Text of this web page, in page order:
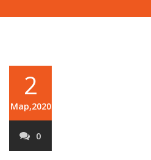
2
Мар,2020
0